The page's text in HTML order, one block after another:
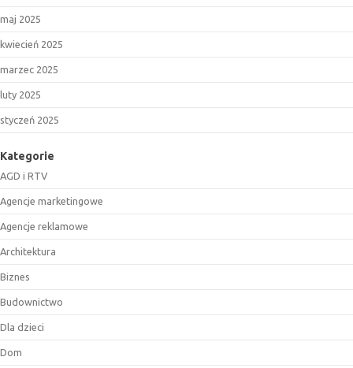
maj 2025
kwiecień 2025
marzec 2025
luty 2025
styczeń 2025
Kategorie
AGD i RTV
Agencje marketingowe
Agencje reklamowe
Architektura
Biznes
Budownictwo
Dla dzieci
Dom